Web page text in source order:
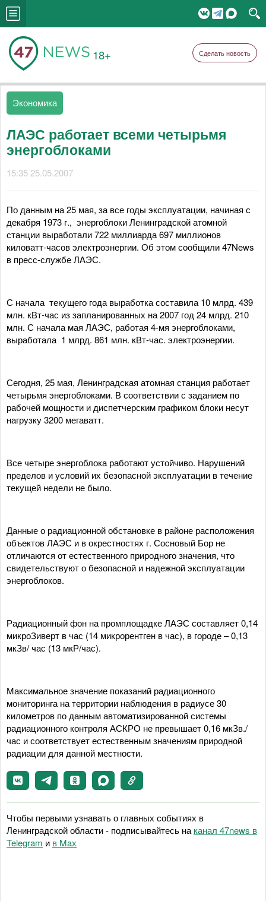
18+ Сделать новость
Экономика
ЛАЭС работает всеми четырьмя
энергоблоками
15:35 25.05.2007
По данным на 25 мая, за все годы эксплуатации, начиная с
декабря 1973 г., энергоблоки Ленинградской атомной
станции выработали 722 миллиарда 697 миллионов
киловатт-часов электроэнергии. Об этом сообщили 47News
в пресс-службе ЛАЭС.
С начала текущего года выработка составила 10 млрд. 439
млн. кВт-час из запланированных на 2007 год 24 млрд. 210
млн. С начала мая ЛАЭС, работая 4-мя энергоблоками,
выработала 1 млрд. 861 млн. кВт-час. электроэнергии.
Сегодня, 25 мая, Ленинградская атомная станция работает
четырьмя энергоблоками. В соответствии с заданием по
рабочей мощности и диспетчерским графиком блоки несут
нагрузку 3200 мегаватт.
Все четыре энергоблока работают устойчиво. Нарушений
пределов и условий их безопасной эксплуатации в течение
текущей недели не было.
Данные о радиационной обстановке в районе расположения
объектов ЛАЭС и в окрестностях г. Сосновый Бор не
отличаются от естественного природного значения, что
свидетельствуют о безопасной и надежной эксплуатации
энергоблоков.
Радиационный фон на промплощадке ЛАЭС составляет 0,14
микроЗиверт в час (14 микрорентген в час), в городе – 0,13
мкЗв/ час (13 мкР/час).
Максимальное значение показаний радиационного
мониторинга на территории наблюдения в радиусе 30
километров по данным автоматизированной системы
радиационного контроля АСКРО не превышает 0,16 мкЗв./
час и соответствует естественным значениям природной
радиации для данной местности.
Чтобы первыми узнавать о главных событиях в
Ленинградской области - подписывайтесь на канал 47news в
Telegram и в Maх